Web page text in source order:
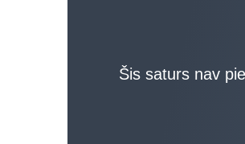
Šis saturs nav